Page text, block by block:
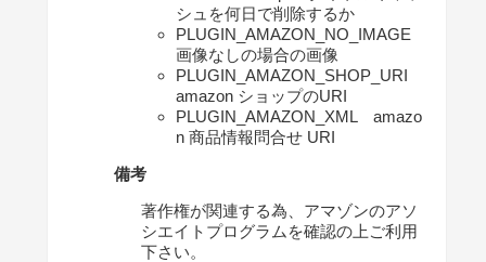
シュを何日で削除するか
PLUGIN_AMAZON_NO_IMAGE
画像なしの場合の画像
PLUGIN_AMAZON_SHOP_URI
amazon ショップのURI
PLUGIN_AMAZON_XML amazo
n 商品情報問合せ URI
備考
著作権が関連する為、アマゾンのアソ
シエイトプログラムを確認の上ご利用
下さい。